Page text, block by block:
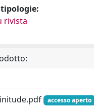
rivista
accesso aperto